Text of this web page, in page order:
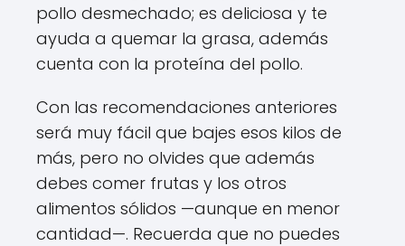
pollo desmechado; es deliciosa y te
ayuda a quemar la grasa, además
cuenta con la proteína del pollo.
Con las recomendaciones anteriores
será muy fácil que bajes esos kilos de
más, pero no olvides que además
debes comer frutas y los otros
alimentos sólidos —aunque en menor
cantidad—. Recuerda que no puedes